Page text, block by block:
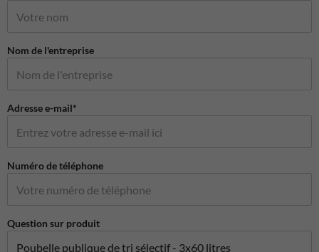
Nom de l'entreprise
Adresse e-mail*
Numéro de téléphone
Question sur produit